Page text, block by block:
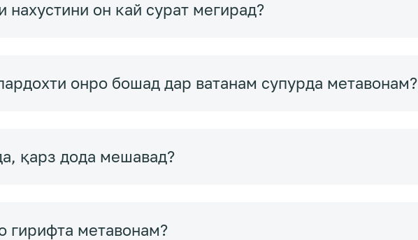
нахустини он кай сурат мегирад?
онро бошад дар ватанам супурда метавонам?
қарз дода мешавад?
гирифта метавонам?